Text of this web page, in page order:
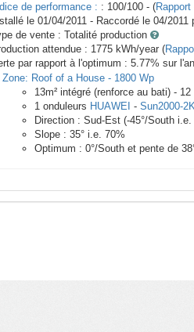
de performance : : 100/100 - (
le 01/04/2011 - Raccordé le 04/2011
de vente : Totalité production
attendue : 1775 kWh/year (
par rapport à l'optimum : 5.77% sur
Zone: Roof of a House - 1800 Wp
13m² intégré (renforce au bati) - 12
1 onduleurs HUAWEI - Sun2000-
Direction : Sud-Est (-45°/South i.e.
Slope : 35° i.e. 70%
Optimum : 0°/South et pente de 38